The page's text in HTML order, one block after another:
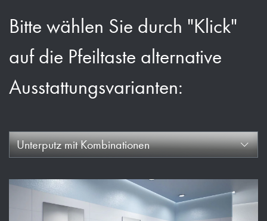
Bitte wählen Sie durch "Klick"
auf die Pfeiltaste alternative
Ausstattungsvarianten:
Unterputz mit Kombinationen